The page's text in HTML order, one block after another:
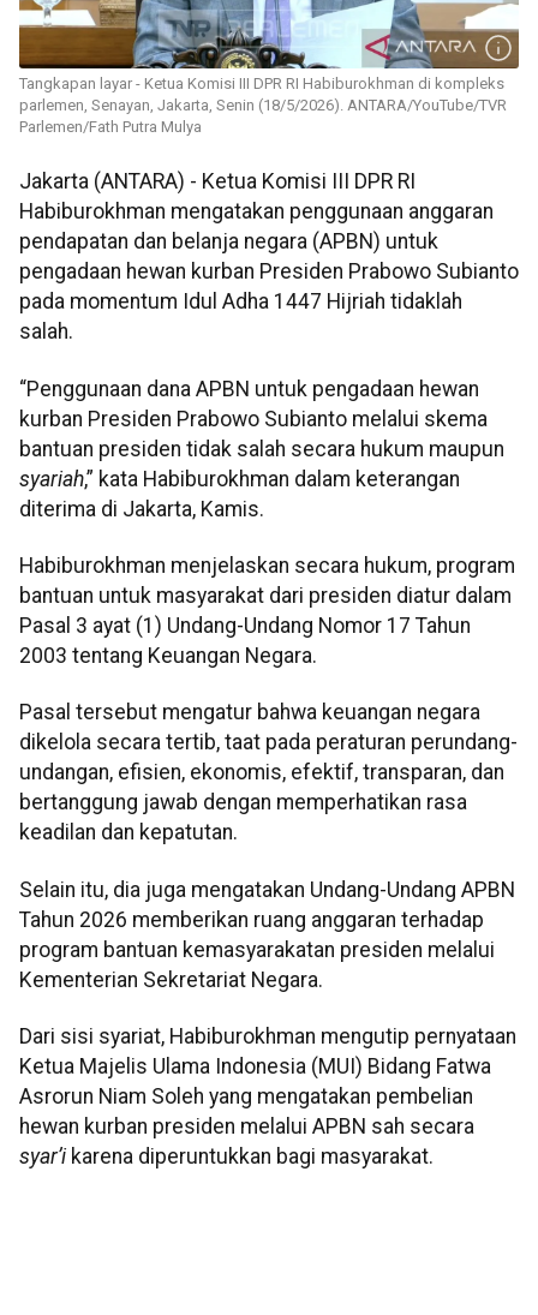
Tangkapan layar - Ketua Komisi III DPR RI Habiburokhman di kompleks
parlemen, Senayan, Jakarta, Senin (18/5/2026). ANTARA/YouTube/TVR
Parlemen/Fath Putra Mulya
Jakarta (ANTARA) - Ketua Komisi III DPR RI
Habiburokhman mengatakan penggunaan anggaran
pendapatan dan belanja negara (APBN) untuk
pengadaan hewan kurban Presiden Prabowo Subianto
pada momentum Idul Adha 1447 Hijriah tidaklah
salah.
“Penggunaan dana APBN untuk pengadaan hewan
kurban Presiden Prabowo Subianto melalui skema
bantuan presiden tidak salah secara hukum maupun
syariah,” kata Habiburokhman dalam keterangan
diterima di Jakarta, Kamis.
Habiburokhman menjelaskan secara hukum, program
bantuan untuk masyarakat dari presiden diatur dalam
Pasal 3 ayat (1) Undang-Undang Nomor 17 Tahun
2003 tentang Keuangan Negara.
Pasal tersebut mengatur bahwa keuangan negara
dikelola secara tertib, taat pada peraturan perundang-
undangan, efisien, ekonomis, efektif, transparan, dan
bertanggung jawab dengan memperhatikan rasa
keadilan dan kepatutan.
Selain itu, dia juga mengatakan Undang-Undang APBN
Tahun 2026 memberikan ruang anggaran terhadap
program bantuan kemasyarakatan presiden melalui
Kementerian Sekretariat Negara.
Dari sisi syariat, Habiburokhman mengutip pernyataan
Ketua Majelis Ulama Indonesia (MUI) Bidang Fatwa
Asrorun Niam Soleh yang mengatakan pembelian
hewan kurban presiden melalui APBN sah secara
syar’i karena diperuntukkan bagi masyarakat.